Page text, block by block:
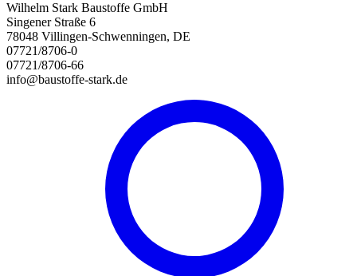
Wilhelm Stark Baustoffe GmbH
Singener Straße 6
78048 Villingen-Schwenningen, DE
07721/8706-0
07721/8706-66
info@baustoffe-stark.de